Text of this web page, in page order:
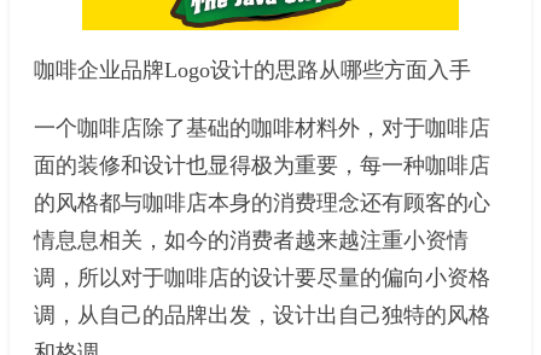
咖啡企业品牌Logo设计的思路从哪些方面入手
一个咖啡店除了基础的咖啡材料外，对于咖啡店
面的装修和设计也显得极为重要，每一种咖啡店
的风格都与咖啡店本身的消费理念还有顾客的心
情息息相关，如今的消费者越来越注重小资情
调，所以对于咖啡店的设计要尽量的偏向小资格
调，从自己的品牌出发，设计出自己独特的风格